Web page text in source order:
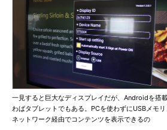
一見すると巨大なディスプレイだが、Androidを搭
わばタブレットでもある。PCを使わずにUSBメモリ
ネットワーク経由でコンテンツを表示できるの